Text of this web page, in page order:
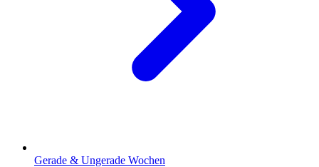
Gerade & Ungerade Wochen